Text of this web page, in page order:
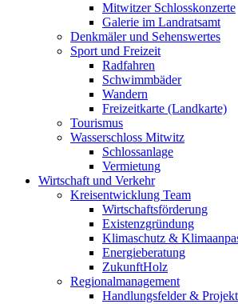
Mitwitzer Schlosskonzerte
Galerie im Landratsamt
Denkmäler und Sehenswertes
Sport und Freizeit
Radfahren
Schwimmbäder
Wandern
Freizeitkarte (Landkarte)
Tourismus
Wasserschloss Mitwitz
Schlossanlage
Vermietung
Wirtschaft und Verkehr
Kreisentwicklung Team
Wirtschaftsförderung
Existenzgründung
Klimaschutz &
Energieberatung
ZukunftHolz
Regionalmanagement
Handlungsfelder &